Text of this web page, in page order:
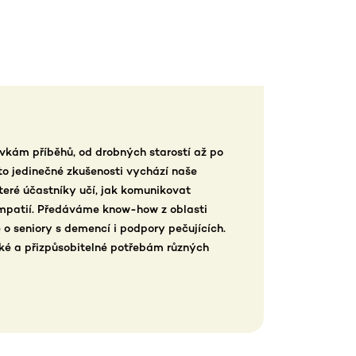
příběhů, od drobných starostí až po
jedinečné zkušenosti vychází naše
účastníky učí, jak komunikovat
Předáváme know-how z oblasti
o seniory s demencí i podpory pečujících.
a přizpůsobitelné potřebám různých